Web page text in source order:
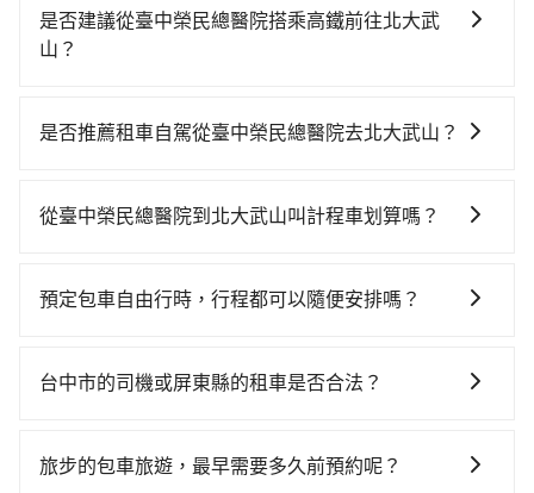
是否建議從臺中榮民總醫院搭乘高鐵前往北大武
山？
貴、費時！從最早06:25一直到23:07，台中-左營一天最
300元、車程約17分鐘。抵達高鐵站後，步行進站、現
票價790元，再用10分鐘出站、等待車站前排班的計程
時48分鐘，假設3位同行，高鐵加轉乘之平均每人花費為
tripool並到府專車接送，則每人平均花費約1,370元，
是否推薦租車自駕從臺中榮民總醫院去北大武山？
時不需要閉目養神（因為要自己開車），最重要的是你
$115~205承租小轎車，每公里再額外加收$3.2，從臺中
路返回），雖已將eTag和可能的每小時40元路邊停車費
Yaris、Prius C、Vios這類乘坐體驗較差的車款，如果人
從臺中榮民總醫院到北大武山叫計程車划算嗎？
灣大車隊、Uber、Line Taxi、Yoxi等，如果在路邊攔不
衛星計程車等叫車看看。依照里程跳錶計算，價格約為
約370輛，數量約為台中市的4%、密度僅雙北的0.3%，
預定包車自由行時，行程都可以隨便安排嗎？
沒有到達海拔1500公里以上的山區，行程都是可以依照
台中市的司機或屏東縣的租車是否合法？
車、私家車或野雞車在招攬生意，這不僅是違法可能被
旅步的包車旅遊，最早需要多久前預約呢？